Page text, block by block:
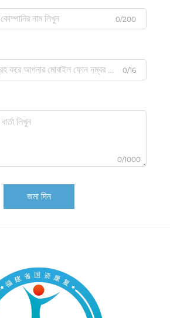
0/200
0/16
0/1000
জমা দিন